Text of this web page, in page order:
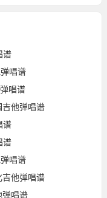
谱
唱谱
唱谱
吉他弹唱谱
谱
谱
唱谱
吉他弹唱谱
弹唱谱